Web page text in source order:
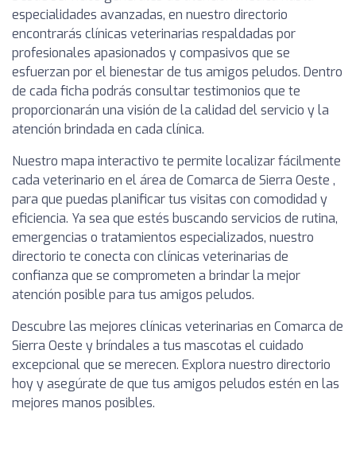
especialidades avanzadas, en nuestro directorio
encontrarás clínicas veterinarias respaldadas por
profesionales apasionados y compasivos que se
esfuerzan por el bienestar de tus amigos peludos. Dentro
de cada ficha podrás consultar testimonios que te
proporcionarán una visión de la calidad del servicio y la
atención brindada en cada clínica.
Nuestro mapa interactivo te permite localizar fácilmente
cada veterinario en el área de Comarca de Sierra Oeste ,
para que puedas planificar tus visitas con comodidad y
eficiencia. Ya sea que estés buscando servicios de rutina,
emergencias o tratamientos especializados, nuestro
directorio te conecta con clínicas veterinarias de
confianza que se comprometen a brindar la mejor
atención posible para tus amigos peludos.
Descubre las mejores clínicas veterinarias en Comarca de
Sierra Oeste y bríndales a tus mascotas el cuidado
excepcional que se merecen. Explora nuestro directorio
hoy y asegúrate de que tus amigos peludos estén en las
mejores manos posibles.